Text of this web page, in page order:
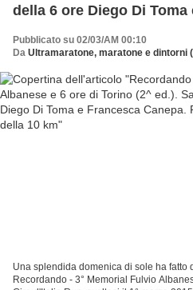
della 6 ore Diego Di Toma
Pubblicato su 02/03/AM 00:10
Da Ultramaratone, maratone e dintorni
Una splendida domenica di sole ha fatto
Recordando - 3° Memorial Fulvio